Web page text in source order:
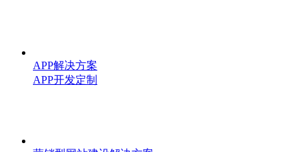
APP解决方案
APP开发定制